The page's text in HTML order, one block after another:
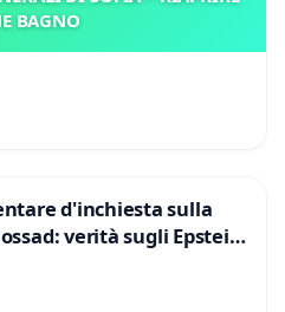
BAGNO
d'inchiesta sulla
verità sugli Epstein